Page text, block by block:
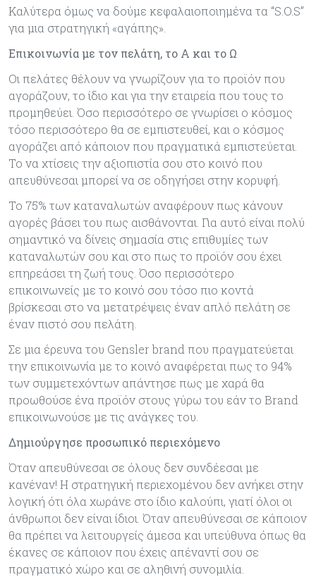
Καλύτερα όμως να δούμε κεφαλαιοποιημένα τα “S.O.S”
για μια στρατηγική «αγάπης».
Επικοινωνία με τον πελάτη, το Α και το Ω
Οι πελάτες θέλουν να γνωρίζουν για το προϊόν που
αγοράζουν, το ίδιο και για την εταιρεία που τους το
προμηθεύει. Όσο περισσότερο σε γνωρίσει ο κόσμος
τόσο περισσότερο θα σε εμπιστευθεί, και ο κόσμος
αγοράζει από κάποιον που πραγματικά εμπιστεύεται.
Το να χτίσεις την αξιοπιστία σου στο κοινό που
απευθύνεσαι μπορεί να σε οδηγήσει στην κορυφή.
Το 75% των καταναλωτών αναφέρουν πως κάνουν
αγορές βάσει του πως αισθάνονται. Για αυτό είναι πολύ
σημαντικό να δίνεις σημασία στις επιθυμίες των
καταναλωτών σου και στο πως το προϊόν σου έχει
επηρεάσει τη ζωή τους. Όσο περισσότερο
επικοινωνείς με το κοινό σου τόσο πιο κοντά
βρίσκεσαι στο να μετατρέψεις έναν απλό πελάτη σε
έναν πιστό σου πελάτη.
Σε μια έρευνα του Gensler brand που πραγματεύεται
την επικοινωνία με το κοινό αναφέρεται πως το 94%
των συμμετεχόντων απάντησε πως με χαρά θα
προωθούσε ένα προϊόν στους γύρω του εάν το Brand
επικοινωνούσε με τις ανάγκες του.
Δημιούργησε προσωπικό περιεχόμενο
Όταν απευθύνεσαι σε όλους δεν συνδέεσαι με
κανέναν! Η στρατηγική περιεχομένου δεν ανήκει στην
λογική ότι όλα χωράνε στο ίδιο καλούπι, γιατί όλοι οι
άνθρωποι δεν είναι ίδιοι. Όταν απευθύνεσαι σε κάποιον
θα πρέπει να λειτουργείς άμεσα και υπεύθυνα όπως θα
έκανες σε κάποιον που έχεις απέναντί σου σε
πραγματικό χώρο και σε αληθινή συνομιλία.